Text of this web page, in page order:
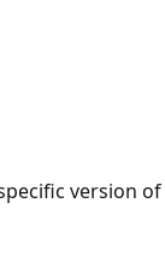
version of